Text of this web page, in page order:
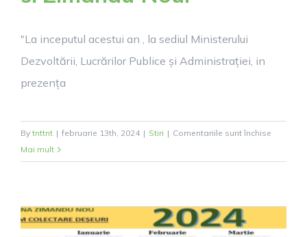
"La inceputul acestui an , la sediul Ministerului
Dezvoltării, Lucrărilor Publice și Administrației, in
prezența
By tnttnt | februarie 13th, 2024 | Stiri | Comentariile sunt închise
a
Mai mult